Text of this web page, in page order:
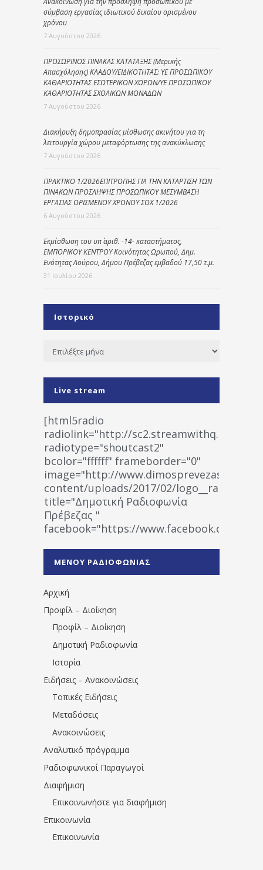
σύμβαση εργασίας ιδιωτικού δικαίου ορισμένου
χρόνου
7 Αυγούστου 2026
ΠΡΟΣΩΡΙΝΟΣ ΠΙΝΑΚΑΣ ΚΑΤΑΤΑΞΗΣ (Μερικής
Απασχόλησης) ΚΛΑΔΟΥ/ΕΙΔΙΚΟΤΗΤΑΣ: ΥΕ ΠΡΟΣΩΠΙΚΟΥ
ΚΑΘΑΡΙΟΤΗΤΑΣ ΕΣΩΤΕΡΙΚΩΝ ΧΩΡΩΝ/ΥΕ ΠΡΟΣΩΠΙΚΟΥ
ΚΑΘΑΡΙΟΤΗΤΑΣ ΣΧΟΛΙΚΩΝ ΜΟΝΑΔΩΝ
7 Αυγούστου 2026
Διακήρυξη δημοπρασίας μίσθωσης ακινήτου για τη
λειτουργία χώρου μεταφόρτωσης της ανακύκλωσης
7 Αυγούστου 2026
ΠΡΑΚΤΙΚΟ 1/2026ΕΠΙΤΡΟΠΗΣ ΓΙΑ ΤΗΝ ΚΑΤΑΡΤΙΣΗ ΤΩΝ
ΠΙΝΑΚΩΝ ΠΡΟΣΛΗΨΗΣ ΠΡΟΣΩΠΙΚΟΥ ΜΕΣΥΜΒΑΣΗ
ΕΡΓΑΣΙΑΣ ΟΡΙΣΜΕΝΟΥ ΧΡΟΝΟΥ ΣΟΧ 1/2026
6 Αυγούστου 2026
Εκμίσθωση του υπ΄ αριθ. -14- καταστήματος,
ΕΜΠΟΡΙΚΟΥ ΚΕΝΤΡΟΥ Κοινότητας Ωρωπού, Δημ.
Ενότητας Λούρου, Δήμου Πρέβεζας εμβαδού 17,50 τ.μ.
31 Ιουλίου 2026
Ιστορικό
Ιστορικό
Live stream
[html5radio
radiolink="http://
radiotype="shoutcast2"
bcolor="ffffff" frameborder="0"
image="http://www.dimosprevezas.gr/wp-
content/uploads/2017/02/
title="Δημοτική Ραδιοφωνία
Πρέβεζας "
facebook="https://www.facebook.com/
1531194763766854/" artist="" ]
ΜΕΝΟΥ ΡΑΔΙΟΦΩΝΙΑΣ
Αρχική
Προφίλ – Διοίκηση
Προφίλ – Διοίκηση
Δημοτική Ραδιοφωνία
Ιστορία
Ειδήσεις – Ανακοινώσεις
Τοπικές Ειδήσεις
Μεταδόσεις
Ανακοινώσεις
Αναλυτικό πρόγραμμα
Ραδιοφωνικοί Παραγωγοί
Διαφήμιση
Επικοινωνήστε για διαφήμιση
Επικοινωνία
Επικοινωνία